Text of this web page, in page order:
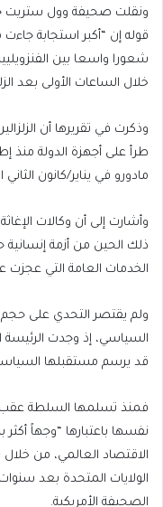
list
of
2
items
end
of
list
ونقلت صحيفة وول ستريت
قوله إن “أكبر استجابة
شعورا واسعا بين
خلال الساعات الأولى بعد
وذكرت في تقريرها أن
طرأ على أجهزة الدولة منذ
مادورو في يناير/كانون
وأشارت إلى أن وكالات
ذلك الحين من أزمة إنسانية
الخدمات العامة التي عجزت
ولم يقتصر التحدي على حجم
السياسي، إذ وجدت الرئيسة
قد يرسم مستقبلها
فمنذ تسلمها السلطة عقب
نفسها باعتبارها “وجهاً
الاقتصاد العالمي، من خلال
الولايات المتحدة بعد
الصحيفة الأمريكية.